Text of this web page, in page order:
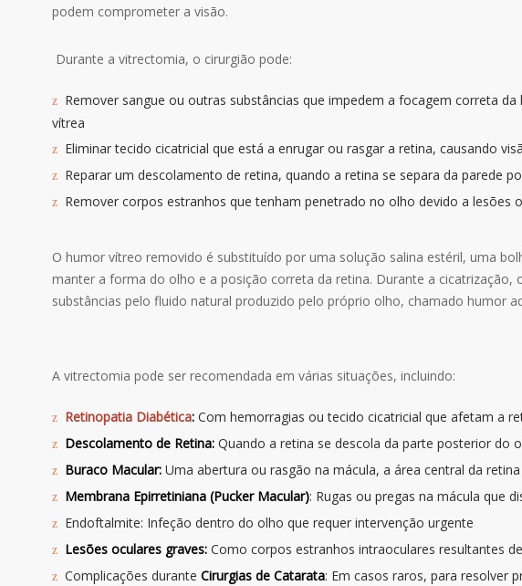
podem comprometer a visão.
Durante a vitrectomia, o cirurgião pode:
Remover sangue ou outras substâncias que impedem a focagem correta
vítrea
Eliminar tecido cicatricial que está a enrugar ou rasgar a retina, causando
Reparar um descolamento de retina, quando a retina se separa da parede
Remover corpos estranhos que tenham penetrado no olho devido a lesões
O humor vítreo removido é substituído por uma solução salina estéril, uma
manter a forma do olho e a posição correta da retina. Durante a cicatrização,
substâncias pelo fluido natural produzido pelo próprio olho, chamado humor
A vitrectomia pode ser recomendada em várias situações, incluindo:
Retinopatia Diabética: Com hemorragias ou tecido cicatricial que afetam a
Descolamento de Retina: Quando a retina se descola da parte posterior do
Buraco Macular: Uma abertura ou rasgão na mácula, a área central da
Membrana Epirretiniana (Pucker Macular): Rugas ou pregas na mácula que
Endoftalmite: Infeção dentro do olho que requer intervenção urgente
Lesões oculares graves: Como corpos estranhos intraoculares resultantes
Complicações durante Cirurgias de Catarata: Em casos raros, para resolver